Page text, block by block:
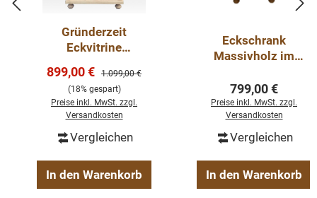
Gründerzeit
Eckvitrine
Weichholzmöbel
Eck Schrank
Verkaufspreis:
899,00 € Regulärer Preis:
1.099,00 €
(18% gespart)
Preise inkl. MwSt. zzgl.
Versandkosten
Vergleichen
In den Warenkorb
Eckschrank
Massivholz im
Regulärer Preis:
799,00 €
Preise inkl. MwSt. zzgl.
Versandkosten
Vergleichen
In den Warenkorb